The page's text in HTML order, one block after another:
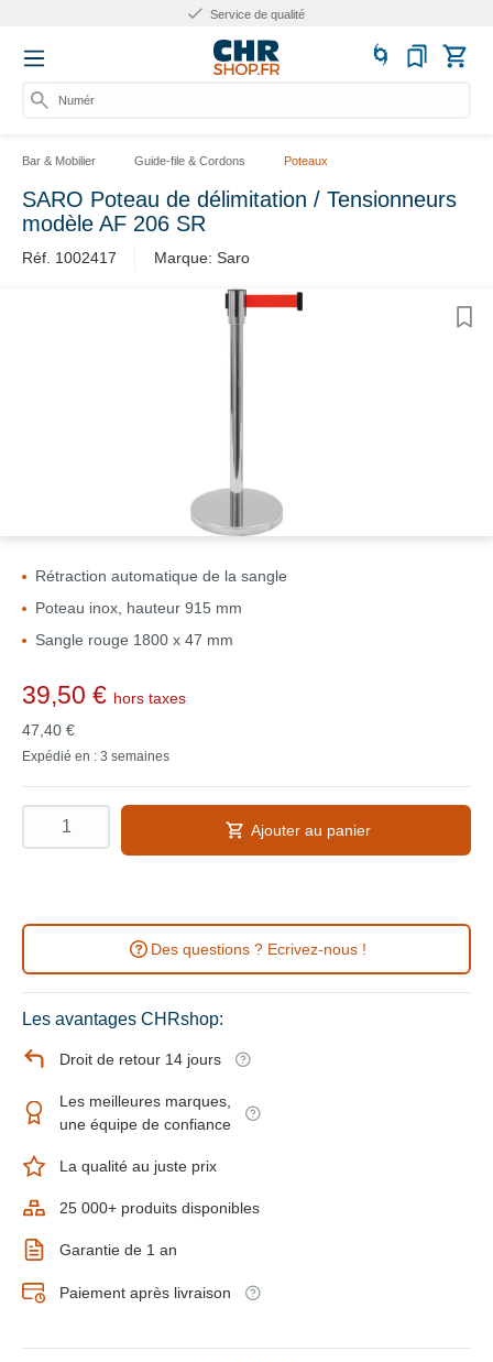
Service de qualité
Numéro
Bar & Mobilier Guide-file & Cordons Poteaux
SARO Poteau de délimitation / Tensionneurs
modèle AF 206 SR
Réf. 1002417 Marque: Saro
Rétraction automatique de la sangle
Poteau inox, hauteur 915 mm
Sangle rouge 1800 x 47 mm
39,50 € hors taxes
47,40 €
Expédié en : 3 semaines
Ajouter au panier
Des questions ? Ecrivez-nous !
Les avantages CHRshop:
Droit de retour 14 jours
Les meilleures marques,
une équipe de confiance
La qualité au juste prix
25 000+ produits disponibles
Garantie de 1 an
Paiement après livraison